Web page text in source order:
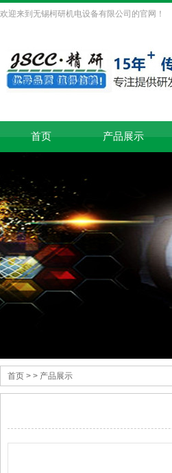
欢迎来到无锡柯研机电设备有限公司的官网！
首页 产品展示
首页 > > 产品展示